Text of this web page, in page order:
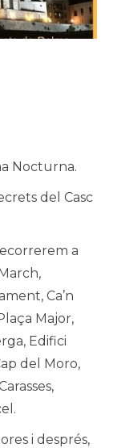
Nocturna.
del Casc
a
Ca’n
Major,
Edifici
del Moro,
i després,